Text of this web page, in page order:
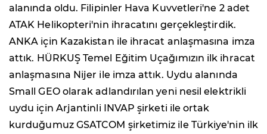
alanında oldu. Filipinler Hava Kuvvetleri'ne 2 adet
ATAK Helikopteri'nin ihracatını gerçekleştirdik.
ANKA için Kazakistan ile ihracat anlaşmasına imza
attık. HÜRKUŞ Temel Eğitim Uçağımızın ilk ihracat
anlaşmasına Nijer ile imza attık. Uydu alanında
Small GEO olarak adlandırılan yeni nesil elektrikli
uydu için Arjantinli INVAP şirketi ile ortak
kurduğumuz GSATCOM şirketimiz ile Türkiye'nin ilk